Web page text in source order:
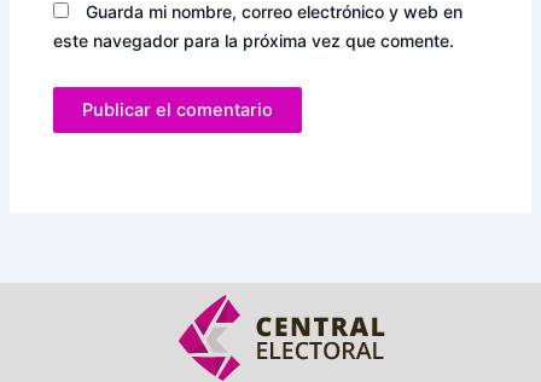
Guarda mi nombre, correo electrónico y web en
este navegador para la próxima vez que comente.